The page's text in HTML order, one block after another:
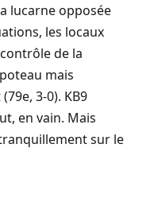
lucarne opposée
les locaux
de la
mais
3-0). KB9
en vain. Mais
sur le